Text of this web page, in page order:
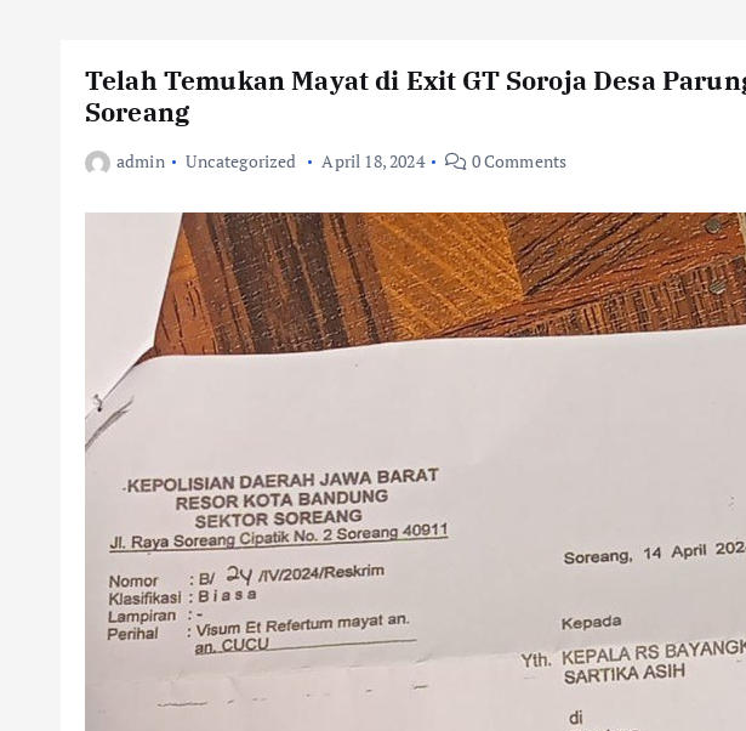
Telah Temukan Mayat di Exit GT Soroja Desa
Soreang
admin Uncategorized April 18, 2024 0 Comments